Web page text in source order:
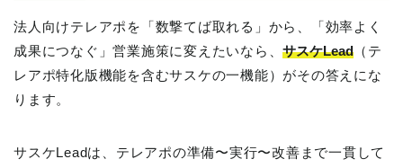
法人向けテレアポを「数撃てば取れる」から、「効率よく
成果につなぐ」営業施策に変えたいなら、サスケLead （テ
レアポ特化版機能を含むサスケの一機能）がその答えにな
ります。
サスケLeadは、テレアポの準備〜実行〜改善まで一貫して